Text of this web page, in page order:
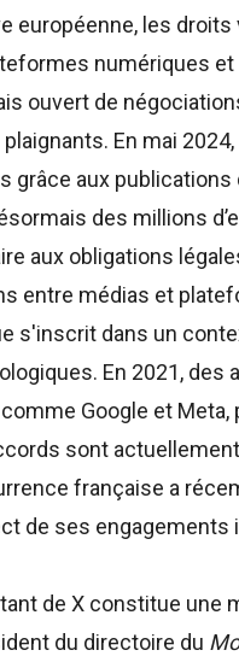
européenne, les
numériques
ouvert de
En mai
grâce aux
des millions
aux obligations
entre médias et
s'inscrit dans un
En 2021,
Google et
sont
française a
de ses
de X constitue une
du directoire du